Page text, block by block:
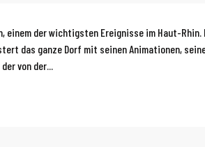
einem der wichtigsten Ereignisse im Haut-Rhin.
das ganze Dorf mit seinen Animationen,
von der...